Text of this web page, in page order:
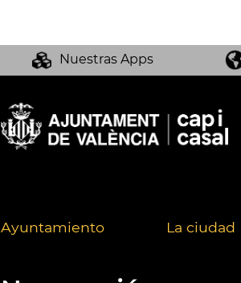
Nuestras Apps
Ayuntamiento La ciudad